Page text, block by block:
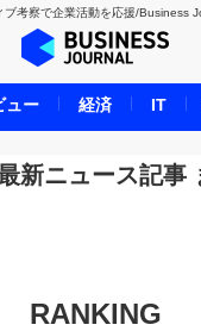
ブ考察で企業活動を応援/Business
BUSINESS JOURNAL
UNICORN JOURNAL
CARBON CREDITS
LIFE ENDING JOURNAL
新ニュース記事
RANKING
ュー 経済 IT